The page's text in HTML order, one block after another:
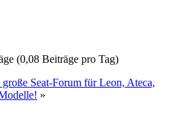
(0,08 Beiträge pro Tag)
Seat-Forum für Leon, Ateca,
»